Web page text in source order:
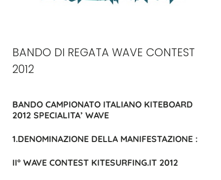
BANDO DI REGATA WAVE CONTEST
2012
BANDO CAMPIONATO ITALIANO KITEBOARD
2012 SPECIALITA’ WAVE
1.DENOMINAZIONE DELLA MANIFESTAZIONE :
II° WAVE CONTEST KITESURFING.IT 2012